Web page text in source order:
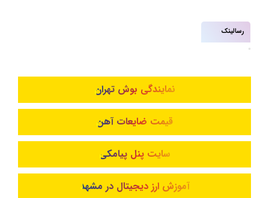
رسالینک
نمایندگی بوش تهران
قیمت ضایعات آهن
سایت پنل پیامکی
آموزش ارز دیجیتال در مشهد